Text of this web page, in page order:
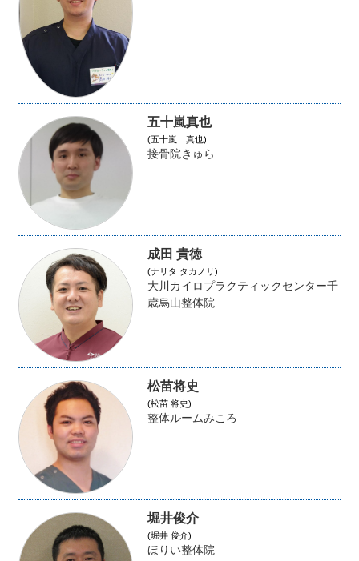
五十嵐真也
(五十嵐 真也)
接骨院きゅら
成田 貴徳
(ナリタ タカノリ)
大川カイロプラクティックセンター千
歳烏山整体院
松苗将史
(松苗 将史)
整体ルームみころ
堀井俊介
(堀井 俊介)
ほりい整体院